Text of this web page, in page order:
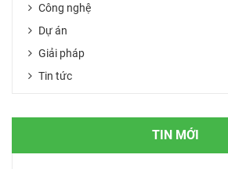
Công nghệ
Dự án
Giải pháp
Tin tức
TIN MỚI